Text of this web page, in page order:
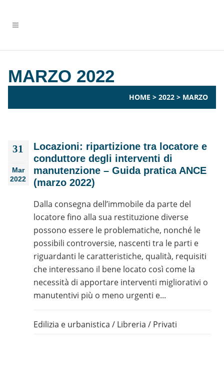
MARZO 2022
HOME > 2022 > MARZO
31
Mar
2022
Locazioni: ripartizione tra locatore e
conduttore degli interventi di
manutenzione – Guida pratica ANCE
(marzo 2022)
Dalla consegna dell’immobile da parte del
locatore fino alla sua restituzione diverse
possono essere le problematiche, nonché le
possibili controversie, nascenti tra le parti e
riguardanti le caratteristiche, qualità, requisiti
che interessano il bene locato così come la
necessità di apportare interventi migliorativi o
manutentivi più o meno urgenti e...
Edilizia e urbanistica / Libreria / Privati